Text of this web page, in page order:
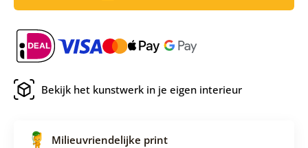
Bekijk het kunstwerk in je eigen interieur
Milieuvriendelijke print